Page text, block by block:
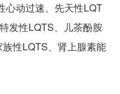
心动过速、先天性LQT
发性LQTS、儿茶酚胺
性LQTS、肾上腺素能